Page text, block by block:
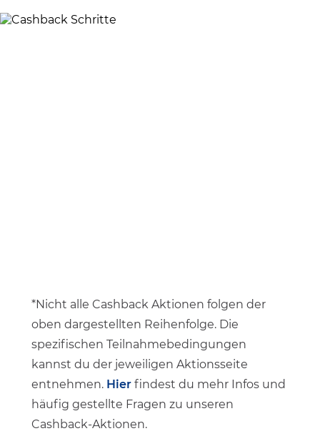
*Nicht alle Cashback Aktionen folgen der
oben dargestellten Reihenfolge. Die
spezifischen Teilnahmebedingungen
kannst du der jeweiligen Aktionsseite
entnehmen. Hier findest du mehr Infos und
häufig gestellte Fragen zu unseren
Cashback-Aktionen.